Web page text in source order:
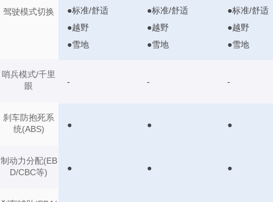
驾驶模式切换
哨兵模式/千里
眼
刹车防抱死系
统(ABS)
制动力分配(EB
D/CBC等)
●标准/舒适
●越野
●雪地
●标准/舒适
●越野
●雪地
●标准/舒适
●越野
●雪地
- - -
● ● ●
● ● ●